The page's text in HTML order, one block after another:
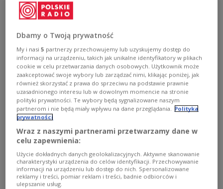
Zobacz więcej na temat:
urlop wychowawczy
Dubaj – „miasto ze złota”
Skąpany w przepychu, gdzie bogactwo jest tak
ekstremalne jak wiele drapaczy chmur, które się tam
znajdują.
Dbamy o Twoją prywatność
My i nasi5 partnerzy przechowujemy lub uzyskujemy dostęp do
informacji na urządzeniu, takich jak unikalne identyfikatory w plikach
cookie w celu przetwarzania danych osobowych. Użytkownik może
zaakceptować swoje wybory lub zarządzać nimi, klikając poniżej, jak
również skorzystać z prawa do sprzeciwu na podstawie prawnie
uzasadnionego interesu lub w dowolnym momencie na stronie
polityki prywatności. Te wybory będą sygnalizowane naszym
partnerom i nie będą miały wpływu na dane przeglądania.
Polityka
prywatności
Wraz z naszymi partnerami przetwarzamy dane w
celu zapewnienia:
Użycie dokładnych danych geolokalizacyjnych. Aktywne skanowanie
charakterystyki urządzenia do celów identyfikacji. Przechowywanie
informacji na urządzeniu lub dostęp do nich. Spersonalizowane
reklamy i treści, pomiar reklam i treści, badnie odbiorców i
ulepszanie usług.